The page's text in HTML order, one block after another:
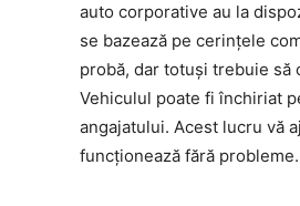
auto corporative au la
se bazează pe cerințele
probă, dar totuși trebuie să
Vehiculul poate fi închiriat
angajatului. Acest lucru vă
funcționează fără probleme.